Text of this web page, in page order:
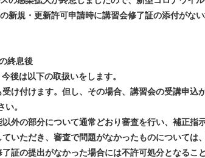
規・更新許可申請時に講習会修了証の添付がな
終息後
後は以下の取扱いをします。
け付けます。但し、その場合、講習会の受講申込
。
外の部分について通常どおり審査を行い、補正指
いただき、審査で問題がなかったものについては
証の提出がなかった場合には不許可処分となるこ